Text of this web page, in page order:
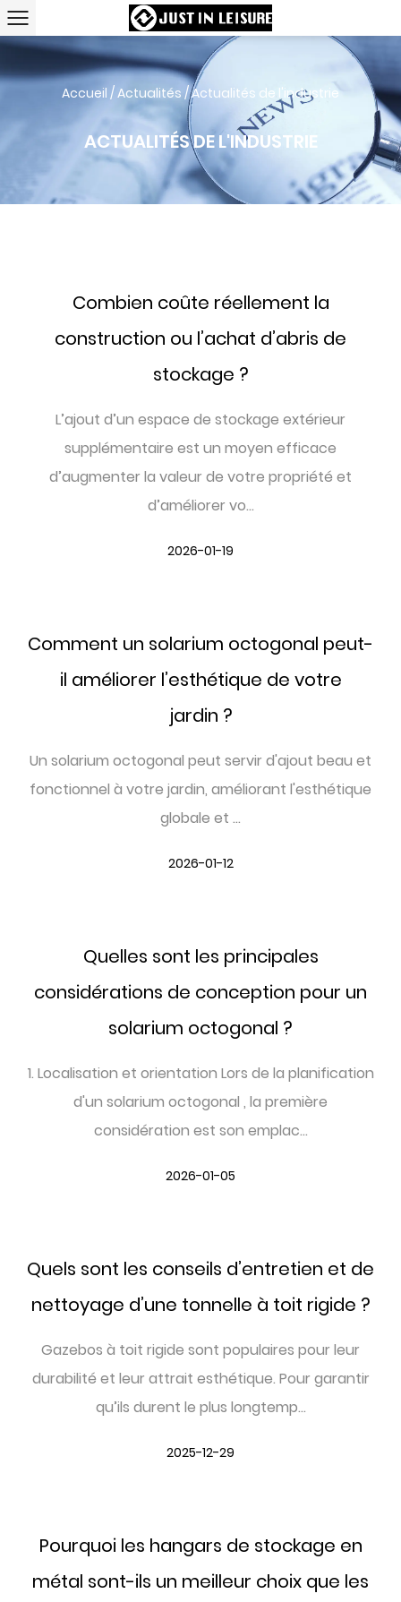
Accueil /Actualités /Actualités de l'industrie
ACTUALITÉS DE L'INDUSTRIE
Combien coûte réellement la
construction ou l’achat d’abris de
stockage ?
L’ajout d’un espace de stockage extérieur
supplémentaire est un moyen efficace
d’augmenter la valeur de votre propriété et
d’améliorer vo...
2026-01-19
Comment un solarium octogonal peut-
il améliorer l’esthétique de votre
jardin ?
Un solarium octogonal peut servir d'ajout beau et
fonctionnel à votre jardin, améliorant l'esthétique
globale et ...
2026-01-12
Quelles sont les principales
considérations de conception pour un
solarium octogonal ?
1. Localisation et orientation Lors de la planification
d'un solarium octogonal , la première
considération est son emplac...
2026-01-05
Quels sont les conseils d’entretien et de
nettoyage d’une tonnelle à toit rigide ?
Gazebos à toit rigide sont populaires pour leur
durabilité et leur attrait esthétique. Pour garantir
qu’ils durent le plus longtemp...
2025-12-29
Pourquoi les hangars de stockage en
métal sont-ils un meilleur choix que les